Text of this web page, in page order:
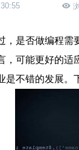
是否做编程需
，可能更好的
是不错的发展